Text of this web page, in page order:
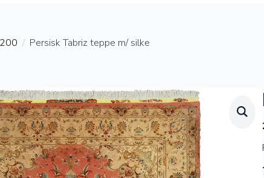
Persisk Tabriz teppe m/ silke